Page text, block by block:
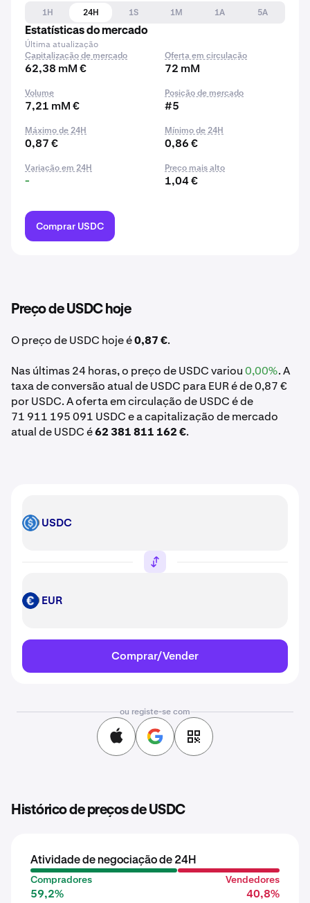
1H 24H 1S 1M 1A
5A
Estatísticas do mercado
Última atualização
Capitalização de mercado
62,38 mM €
Oferta em circulação
72 mM
Volume
7,21 mM €
Posição de mercado
#5
Máximo de 24H
0,87 €
Mínimo de 24H
0,86 €
Variação em 24H
-
Preço mais alto
1,04 €
Comprar USDC
Preço de USDC hoje
O preço de USDC hoje é0,87 €.
Nas últimas 24 horas, o preço de USDC variou0,00%. A
taxa de conversão atual de USDC para EUR é de 0,87 €
por USDC. A oferta em circulação de USDC é de
71 911 195 091 USDC e a capitalização de mercado
atual de USDC é62 381 811 162 €.
USDC USDC
EUR EUR
Comprar/Vender
ou registe-se com
Histórico de preços de USDC
Atividade de negociação de 24H
Compradores
59,2%
Vendedores
40,8%